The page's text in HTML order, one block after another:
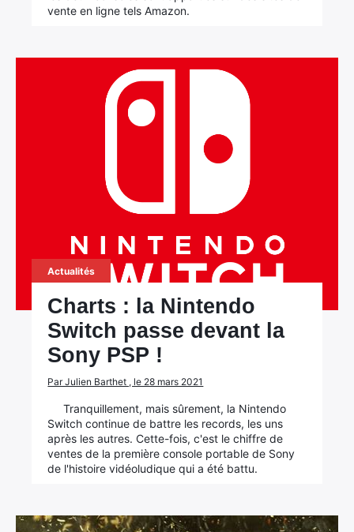
vente en ligne tels Amazon.
Actualités
Charts : la Nintendo
Switch passe devant la
Sony PSP !
Par Julien Barthet , le 28 mars 2021
Tranquillement, mais sûrement, la Nintendo
Switch continue de battre les records, les uns
après les autres. Cette-fois, c'est le chiffre de
ventes de la première console portable de Sony
de l'histoire vidéoludique qui a été battu.
Rechercher